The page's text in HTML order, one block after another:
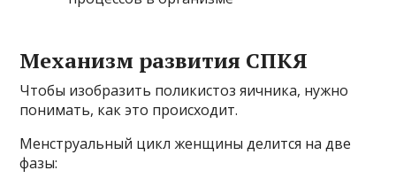
Механизм развития СПКЯ
Чтобы изобразить поликистоз яичника, нужно
понимать, как это происходит.
Менструальный цикл женщины делится на две
фазы: